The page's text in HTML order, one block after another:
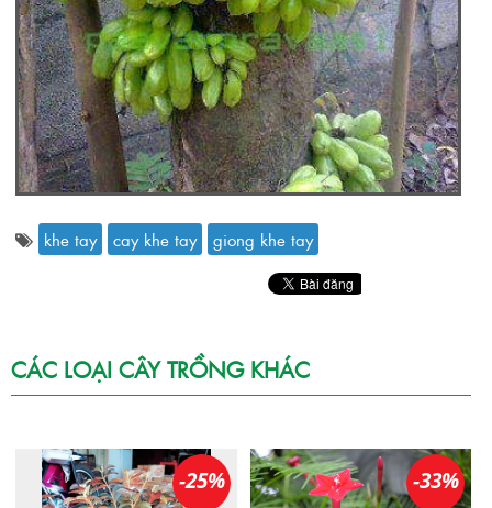
khe tay cay khe tay giong khe tay
CÁC LOẠI CÂY TRỒNG KHÁC
-25% -33%